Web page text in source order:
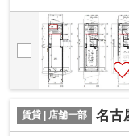
賃貸 | 店舗一部 名古屋名